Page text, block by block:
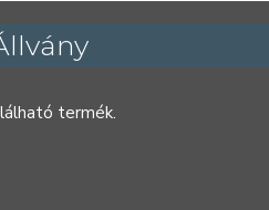
termék.